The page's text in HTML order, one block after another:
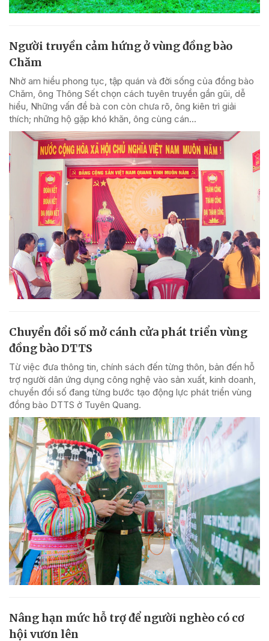
Người truyền cảm hứng ở vùng đồng bào
Chăm
Nhờ am hiểu phong tục, tập quán và đời sống của đồng bào
Chăm, ông Thông Sết chọn cách tuyên truyền gần gũi, dễ
hiểu, Những vấn đề bà con còn chưa rõ, ông kiên trì giải
thích; những hộ gặp khó khăn, ông cùng cán...
Chuyển đổi số mở cánh cửa phát triển vùng
đồng bào DTTS
Từ việc đưa thông tin, chính sách đến từng thôn, bản đến hỗ
trợ người dân ứng dụng công nghệ vào sản xuất, kinh doanh,
chuyển đổi số đang từng bước tạo động lực phát triển vùng
đồng bào DTTS ở Tuyên Quang.
Nâng hạn mức hỗ trợ để người nghèo có cơ
hội vươn lên